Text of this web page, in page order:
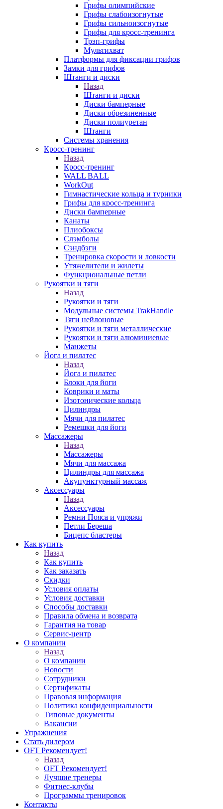
Грифы олимпийские
Грифы слабоизогнутые
Грифы сильноизогнутые
Грифы для кросс-тренинга
Трэп-грифы
Мультихват
Платформы для фиксации грифов
Замки для грифов
Штанги и диски
Назад
Штанги и диски
Диски бамперные
Диски обрезиненные
Диски полиуретан
Штанги
Системы хранения
Кросс-тренинг
Назад
Кросс-тренинг
WALL BALL
WorkOut
Гимнастические кольца и турники
Грифы для кросс-тренинга
Диски бамперные
Канаты
Плиобоксы
Слэмболы
Сэндбэги
Тренировка скорости и ловкости
Утяжелители и жилеты
Функциональные петли
Рукоятки и тяги
Назад
Рукоятки и тяги
Модульные системы TrakHandle
Тяги нейлоновые
Рукоятки и тяги металлические
Рукоятки и тяги алюминиевые
Манжеты
Йога и пилатес
Назад
Йога и пилатес
Блоки для йоги
Коврики и маты
Изотонические кольца
Цилиндры
Мячи для пилатес
Ремешки для йоги
Массажеры
Назад
Массажеры
Мячи для массажа
Цилиндры для массажа
Акупунктурный массаж
Аксессуары
Назад
Аксессуары
Ремни Пояса и упряжи
Петли Береша
Бицепс бластеры
Как купить
Назад
Как купить
Как заказать
Скидки
Условия оплаты
Условия доставки
Способы доставки
Правила обмена и возврата
Гарантия на товар
Сервис-центр
О компании
Назад
О компании
Новости
Сотрудники
Сертификаты
Правовая информация
Политика конфиденциальности
Типовые документы
Вакансии
Упражнения
Стать дилером
OFT Рекомендует!
Назад
OFT Рекомендует!
Лучшие тренеры
Фитнес-клубы
Программы тренировок
Контакты